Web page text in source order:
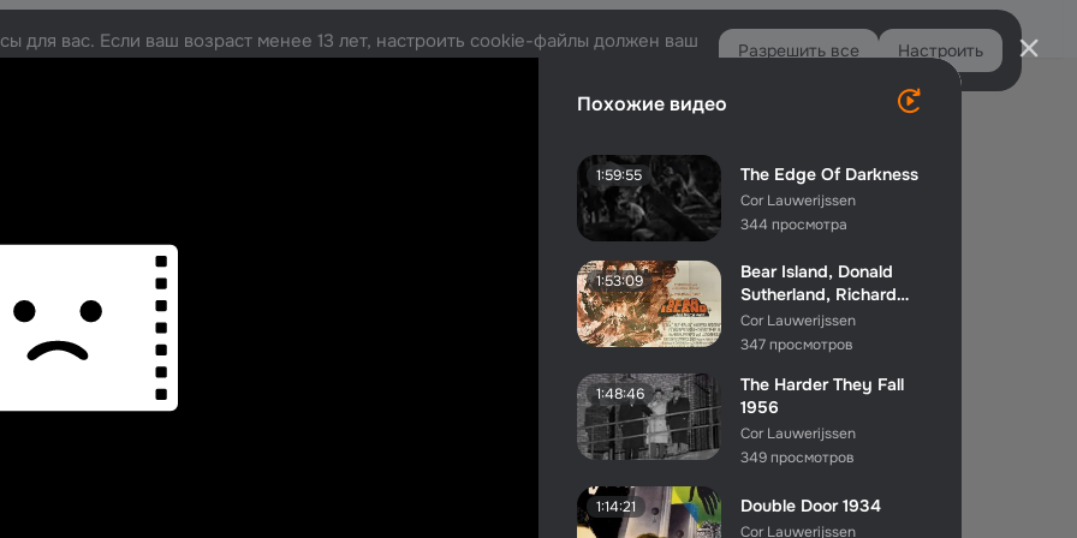
Похожие видео
1:59:55 The Edge Of Darkness
Cor Lauwerijssen
344 просмотра
1:53:09
Bear Island, Donald
Sutherland, Richard
Widmark,British
Cana...
Cor Lauwerijssen
347 просмотров
1:48:46
The Harder They Fall
1956
Cor Lauwerijssen
349 просмотров
1:14:21 Double Door 1934
Cor Lauwerijssen
Войти
для вас. Если ваш возраст менее 13 лет, настроить cookie-файлы должен ваш
Разрешить все Настроить